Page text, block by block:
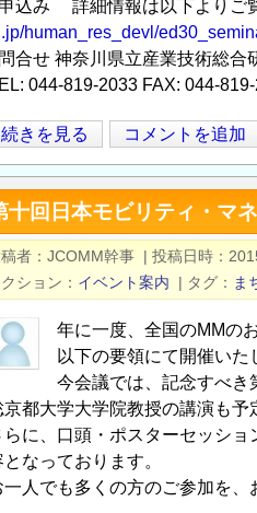
込み 詳細情報は以下よりご
human_res_devl/
合せ 神奈川県立産業技術総
044-819-2033 FAX: 044-
『計
算
力
学
の
礎』
講
座
ご
案
内
の
続きを見る コメントを追加
十回日本モビリティ・マ
者 JCOMM幹事 | 投稿日時
ション
イベント案内 | タグ ま
年に一度、全国のMMの
以下の要領にて開催いた
今会議では、記念すべき
京都大学大学院教授の講演も予
らに、口頭・ポスターセッシ
となっております。
一人でも多くの方のご参加を、